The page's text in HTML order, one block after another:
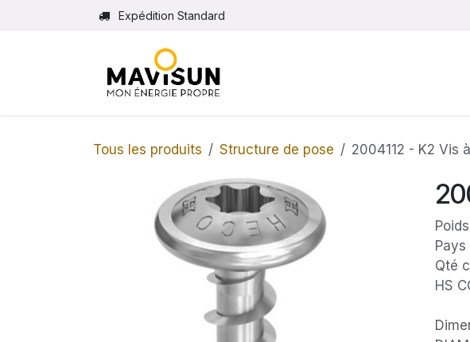
Se rendre au contenuExpédition Standard
Tous les produits Structure de pose 2004112 - K2 Vis
Qté
HS